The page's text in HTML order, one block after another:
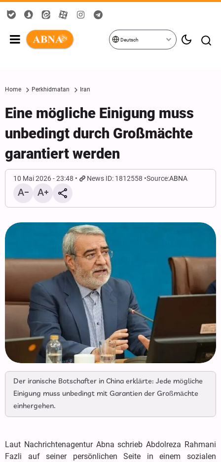
Deutsch
Home Perkhidmatan Iran
Eine mögliche Einigung muss
unbedingt durch Großmächte
garantiert werden
10 Mai 2026 - 23:48 News ID: 1812558 Source:ABNA
Der iranische Botschafter in China erklärte: Jede mögliche
Einigung muss unbedingt mit Garantien der Großmächte
einhergehen.
Laut Nachrichtenagentur Abna schrieb Abdolreza Rahmani
Fazli auf seiner persönlichen Seite in einem sozialen